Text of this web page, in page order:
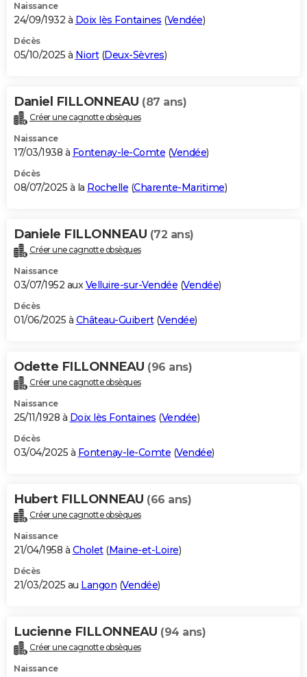
Naissance
24/09/1932 à Doix lès Fontaines (Vendée)
Décès
05/10/2025 à Niort(Deux-Sèvres)
Daniel FILLONNEAU (87 ans)
Créer une cagnotte obsèques
Naissance
17/03/1938 à Fontenay-le-Comte (Vendée)
Décès
08/07/2025 à la Rochelle (Charente-Maritime)
Daniele FILLONNEAU (72 ans)
Créer une cagnotte obsèques
Naissance
03/07/1952 auxVelluire-sur-Vendée (Vendée)
Décès
01/06/2025 à Château-Guibert(Vendée)
Odette FILLONNEAU (96 ans)
Créer une cagnotte obsèques
Naissance
25/11/1928 à Doix lès Fontaines (Vendée)
Décès
03/04/2025 à Fontenay-le-Comte (Vendée)
Hubert FILLONNEAU (66 ans)
Créer une cagnotte obsèques
Naissance
21/04/1958 à Cholet(Maine-et-Loire)
Décès
21/03/2025 au Langon (Vendée)
Lucienne FILLONNEAU (94 ans)
Créer une cagnotte obsèques
Naissance